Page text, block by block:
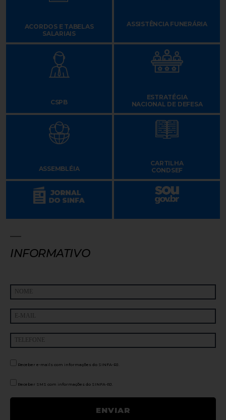
ACORDOS E TABELAS
SALARIAIS
ASSISTÊNCIA FUNERÁRIA
CSPB
ESTRATÉGIA
NACIONAL DE DEFESA
ASSEMBLÉIA
CARTILHA
CONDSEF
INFORMATIVO
Receber e-mails com informações do SINFA-RJ.
Receber SMS com informações do SINFA-RJ.